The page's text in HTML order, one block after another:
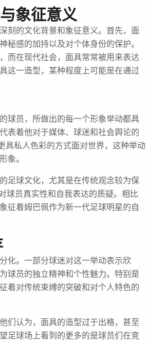
象征意义
刻的文化背景和象征意义。首先，面
感的加持以及对个体身份的保护。
而在现代社会，面具常常被用来表达
这一造型，某种程度上可能是在通过
球员，所做出的每一个形象举动都具
表着他对于媒体、球迷和社会舆论的
具私人色彩的方式面对世界，这种举动
象。
足球文化，尤其是在传统观念较为保
球员真实性和自我表达的质疑。相比
征着姆巴佩作为新一代足球明星的自
化。一部分球迷对这一举动表示欣
球员的独立精神和个性魅力。特别是
着对传统束缚的突破和对个人特色的
们认为，面具的造型过于出格，甚至
足球场上看到的更多的是球员们在竞